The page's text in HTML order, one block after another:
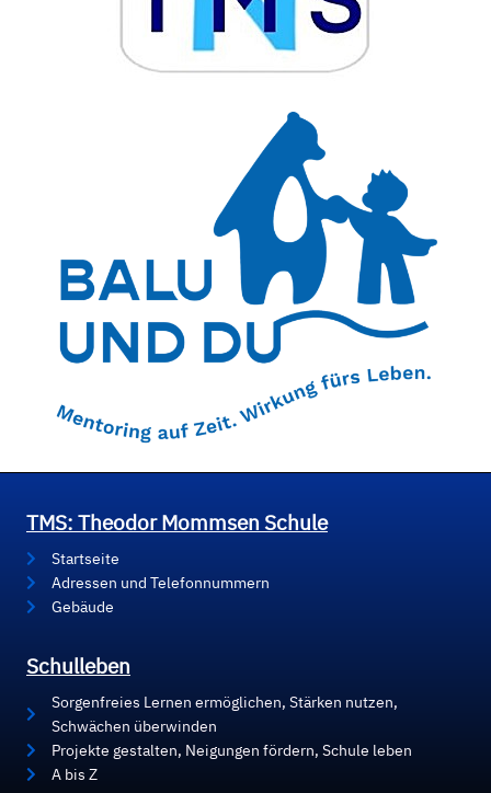
TMS: Theodor Mommsen Schule
Startseite
Adressen und Telefonnummern
Gebäude
Schulleben
Sorgenfreies Lernen ermöglichen, Stärken nutzen,
Schwächen überwinden
Projekte gestalten, Neigungen fördern, Schule leben
A bis Z